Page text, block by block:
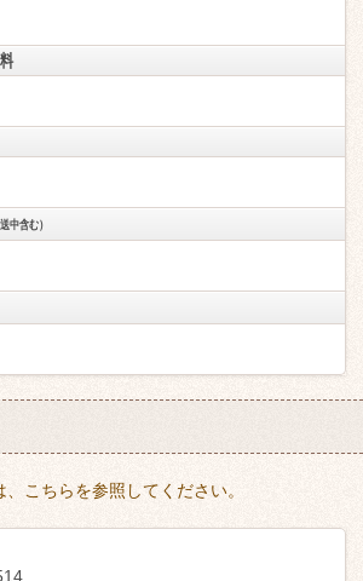
中含む）
こちらを参照してください。